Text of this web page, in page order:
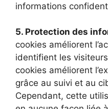
informations
5. Protection des
cookies améliorent
identifient les
cookies améliorent
grâce au suivi et au
Cependant, cette